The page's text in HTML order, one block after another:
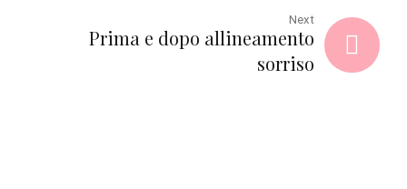
Next
Prima e dopo allineamento
sorriso